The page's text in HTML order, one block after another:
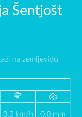
Šentjošt
na zemljevidu
3,2 km/h 0,0 mm